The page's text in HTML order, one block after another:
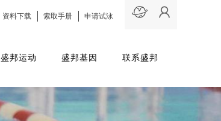
资料下载 索取手册 申请试泳
盛邦运动 盛邦基因 联系盛邦